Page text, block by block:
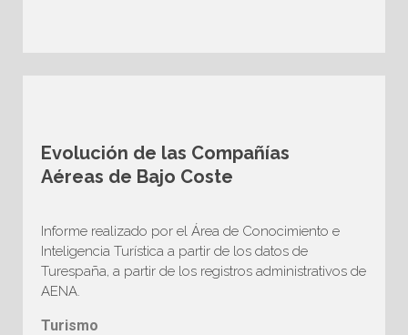
Evolución de las Compañías
Aéreas de Bajo Coste
Informe realizado por el Área de Conocimiento e
Inteligencia Turística a partir de los datos de
Turespaña, a partir de los registros administrativos de
AENA.
Turismo